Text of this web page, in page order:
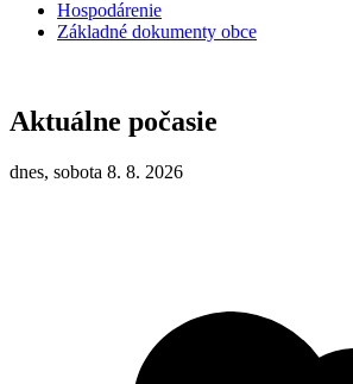
Hospodárenie
Základné dokumenty obce
Aktuálne počasie
dnes, sobota 8. 8. 2026